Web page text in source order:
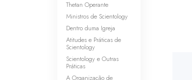
Thetan Operante
Ministros de Scientology
Dentro duma Igreja
Atitudes e Práticas de
Scientology
Scientology e Outras
Práticas
A Organização de